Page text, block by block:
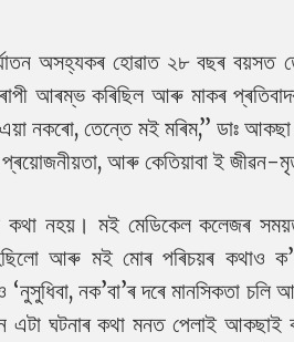
অসহ্যকৰ হোৱাত ২৮ বছৰ বয়সত
আৰম্ভ কৰিছিল আৰু মাকৰ
নকৰো, তেন্তে মই মৰিম,’’ ডাঃ
প্ৰয়োজনীয়তা, আৰু কেতিয়াবা ই জীৱন-
কথা নহয়। মই মেডিকেল কলেজৰ
আৰু মই মোৰ পৰিচয়ৰ কথাও
‘নুসুধিবা, নক’বা’ৰ দৰে মানসিকতা
এটা ঘটনাৰ কথা মনত পেলাই